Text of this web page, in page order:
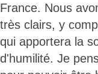
France. Nous
très clairs, y
qui apportera la
d'humilité. Je